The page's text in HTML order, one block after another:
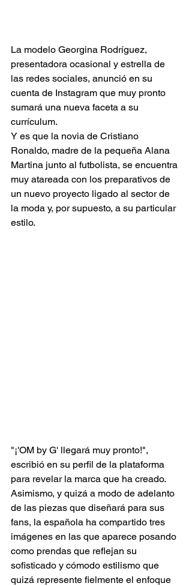
La modelo Georgina Rodríguez,
presentadora ocasional y estrella de
las redes sociales, anunció en su
cuenta de Instagram que muy pronto
sumará una nueva faceta a su
currículum.
Y es que la novia de Cristiano
Ronaldo, madre de la pequeña Alana
Martina junto al futbolista, se encuentra
muy atareada con los preparativos de
un nuevo proyecto ligado al sector de
la moda y, por supuesto, a su particular
estilo.
"¡'OM by G' llegará muy pronto!",
escribió en su perfil de la plataforma
para revelar la marca que ha creado.
Asimismo, y quizá a modo de adelanto
de las piezas que diseñará para sus
fans, la española ha compartido tres
imágenes en las que aparece posando
como prendas que reflejan su
sofisticado y cómodo estilismo que
quizá represente fielmente el enfoque